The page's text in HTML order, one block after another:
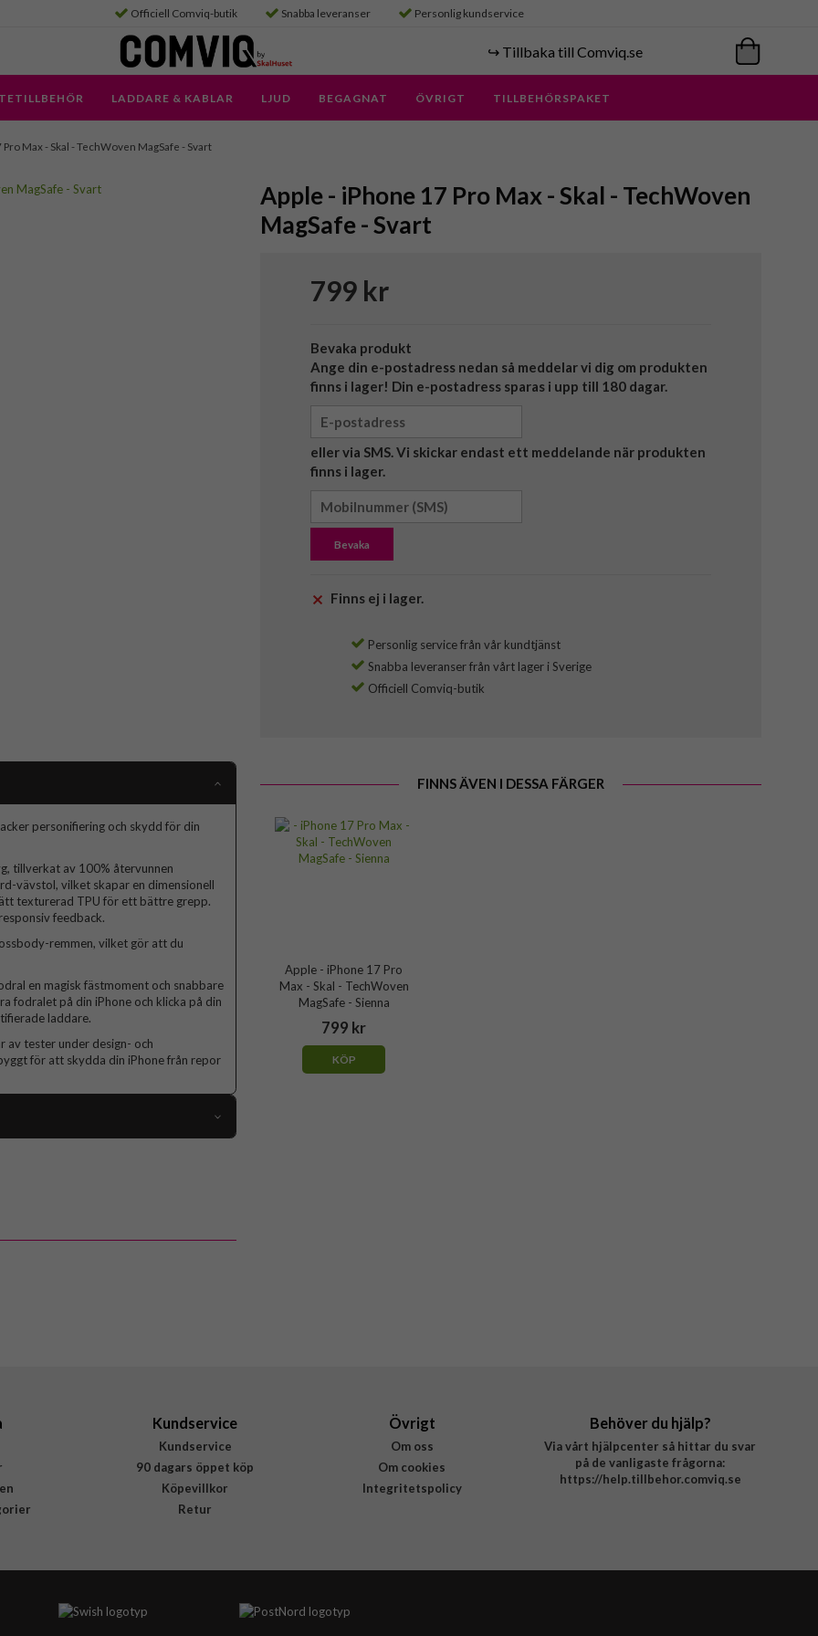
Officiell Comviq-butik Snabba leveranser Personlig kundservice
↪️ Tillbaka till Comviq.se
LADDARE & KABLAR LJUD BEGAGNAT ÖVRIGT TILLBEHÖRSPAKET
Pro Max - Skal - TechWoven MagSafe - Svart
Apple - iPhone 17 Pro Max - Skal - TechWoven
MagSafe - Svart
799 kr
Bevaka produkt
Ange din e-postadress nedan så meddelar vi dig om produkten
finns i lager! Din e-postadress sparas i upp till 180 dagar.
eller via SMS. Vi skickar endast ett meddelande när produkten
finns i lager.
Bevaka
Finns ej i lager.
Personlig service från vår kundtjänst
Snabba leveranser från vårt lager i Sverige
Officiell Comviq-butik
FINNS ÄVEN I DESSA FÄRGER
Apple - iPhone 17 Pro
Max - Skal - TechWoven
MagSafe - Sienna
799 kr
KÖP
personifiering och skydd för din
tillverkat av 100% återvunnen
vävstol, vilket skapar en dimensionell
texturerad TPU för ett bättre grepp.
feedback.
remmen, vilket gör att du
en magisk fästmoment och snabbare
fodralet på din iPhone och klicka på din
laddare.
av tester under design- och
för att skydda din iPhone från repor
MagSafe-kompatibel
Kundservice
Kundservice
90 dagars öppet köp
Köpevillkor
Retur
Övrigt
Om oss
Om cookies
Integritetspolicy
Behöver du hjälp?
Via vårt hjälpcenter så hittar du svar
på de vanligaste frågorna:
https://help.tillbehor.comviq.se